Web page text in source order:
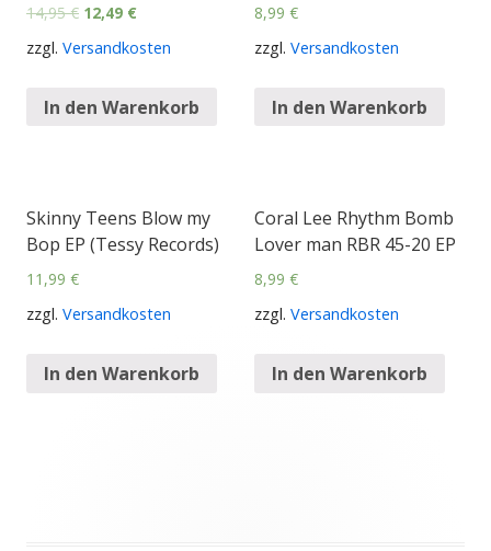
14,95€ 12,49 €
zzgl. Versandkosten
In den Warenkorb
8,99 €
zzgl. Versandkosten
In den Warenkorb
Skinny Teens Blow my
Bop EP (Tessy Records)
11,99 €
zzgl. Versandkosten
In den Warenkorb
Coral Lee Rhythm Bomb
Lover man RBR 45-20 EP
8,99 €
zzgl. Versandkosten
In den Warenkorb